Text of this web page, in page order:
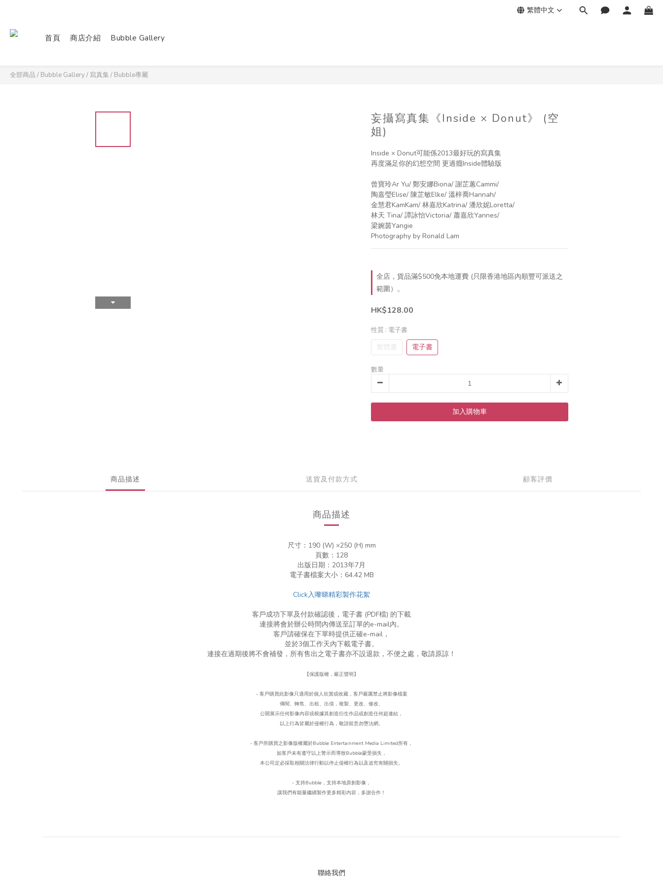
繁體中文
首頁 商店介紹 Bubble Gallery
全部商品 / Bubble Gallery/ 寫真集 / Bubble專屬
妄攝寫真集《Inside × Donut》 (空
姐)
Inside × Donut可能係2013最好玩的寫真集
再度滿足你的幻想空間 更過癮Inside體驗版
曾寶玲Ar Yu/ 鄭安娜Biona/ 謝芷蕙Cammi/
陶嘉瑩Elise/ 陳芷敏Elke/ 溫梓喬Hannah/
金慧君KamKam/ 林嘉欣Katrina/ 潘欣妮Loretta/
林天 Tina/ 譚詠怡Victoria/ 蕭嘉欣Yannes/
梁婉茵Yangie
Photography by Ronald Lam
全店，貨品滿$500免本地運費 (只限香港地區內順豐可派送之
範圍）。
HK$128.00
性質 : 電子書
實體書 電子書
數量
加入購物車
商品描述 送貨及付款方式 顧客評價
商品描述
尺寸：190 (W) ×250 (H) mm
頁數：128
出版日期：2013年7月
電子書檔案大小：︁64.42 MB
Click入嚟睇精彩製作花絮
客戶成功下單及付款確認後，電子書 (PDF檔) 的下載
連接將會於辦公時間內傳送至訂單的e-mail內。
客戶請確保在下單時提供正確e-mail，
並於3個工作天內下載電子書。
連接在過期後將不會補發，所有售出之電子書亦不設退款，不便之處，敬請原諒！
【保護版權，嚴正聲明】
- 客戶購買此影像只適用於個人欣賞或收藏，客戶嚴厲禁止將影像檔案
傳閱、轉售、出租、出借，複製、更改、 修改、
公開展示任何影像內容或根據其創造衍生作品或創造任何超連結，
以上行為皆屬於侵權行為， 敬請留意勿墮法網。
- 客戶所購買之影像版權屬於Bubble Entertainment Media Limited所有，
如客戶未有遵守以上警示而導致Bubble蒙受損失，
本公司定必採取相關法律行動以停止侵權行為以及追究有關損失。
- 支持Bubble ， 支持本地原創影像，
讓我們有能量繼續製作更多精彩內容，多謝合作！
聯絡我們